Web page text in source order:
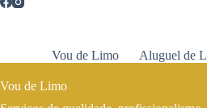
Vou de Limo Aluguel de
Vou de Limo